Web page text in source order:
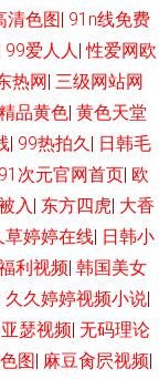
碰在线蜜桃 美女g鸡
总站 51AV国产 欧美
蜜臀91色 美女被强
费看 豆花精品福利
韩小电影院1区 免费
伊人狼人综合 日韩肏
清色图| 91n线免费
99爱人人|性爱网欧
热网| 三级网站网
品黄色| 黄色天堂
| 99热拍久| 日韩毛
91次元官网首页| 欧
入| 东方四虎| 大香
草婷婷在线| 日韩小
利视频| 韩国美女
久久婷婷视频小说|
瑟视频| 无码理论
图| 麻豆肏屄视频|